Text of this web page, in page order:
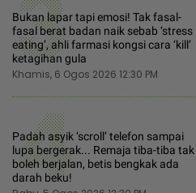
3
Bukan lapar tapi emosi! Tak fasal-
fasal berat badan naik sebab ‘stress
eating’, ahli farmasi kongsi cara ‘kill’
ketagihan gula
Khamis, 6 Ogos 2026 12:30 PM
4
Padah asyik ‘scroll’ telefon sampai
lupa bergerak... Remaja tiba-tiba tak
boleh berjalan, betis bengkak ada
darah beku!